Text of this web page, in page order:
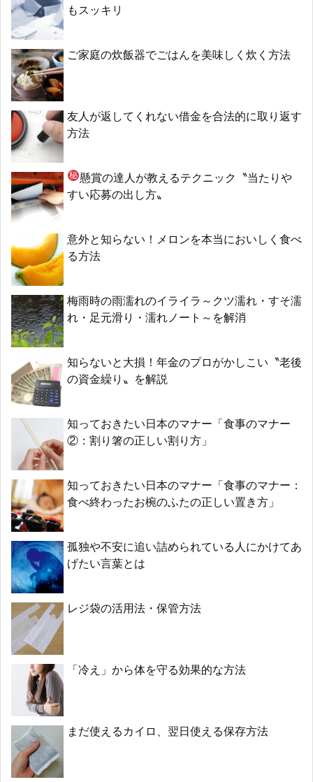
もスッキリ
ご家庭の炊飯器でごはんを美味しく炊く方法
友人が返してくれない借金を合法的に取り返す
方法
懸賞の達人が教えるテクニック〝当たりや
すい応募の出し方〟
意外と知らない！メロンを本当においしく食べ
る方法
梅雨時の雨濡れのイライラ～クツ濡れ・すそ濡
れ・足元滑り・濡れノート～を解消
知らないと大損！年金のプロがかしこい〝老後
の資金繰り〟を解説
知っておきたい日本のマナー「食事のマナー
②：割り箸の正しい割り方」
知っておきたい日本のマナー「食事のマナー：
食べ終わったお椀のふたの正しい置き方」
孤独や不安に追い詰められている人にかけてあ
げたい言葉とは
レジ袋の活用法・保管方法
「冷え」から体を守る効果的な方法
まだ使えるカイロ、翌日使える保存方法